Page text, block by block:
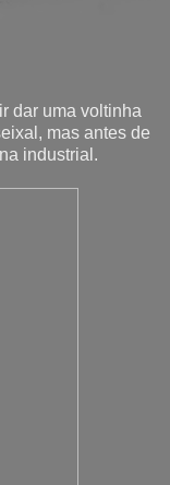
dar uma voltinha
mas antes de
industrial.